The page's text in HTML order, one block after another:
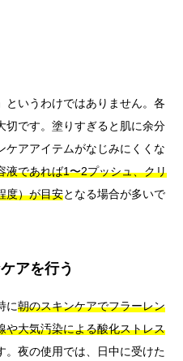
というわけではありません。各
切です。塗りすぎると肌に余分
ケアアイテムがなじみにくくな
液であれば1〜2プッシュ、クリ
度）が目安となる場合が多いで
アを行う
に朝のスキンケアでフラーレン
や大気汚染による酸化ストレス
。夜の使用では、日中に受けた